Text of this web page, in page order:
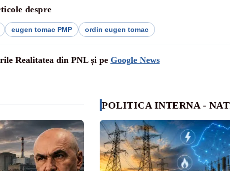
despre
eugen tomac PMP ordin eugen tomac
Realitatea din PNL și pe Google News
POLITICA INTERNA -